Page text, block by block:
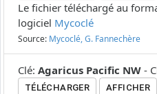
Le fichier téléchargé au
logiciel Mycoclé
Source: Mycoclé, G. Fannechère
Clé: Agaricus Pacific NW -
TÉLÉCHARGER AFFICHER